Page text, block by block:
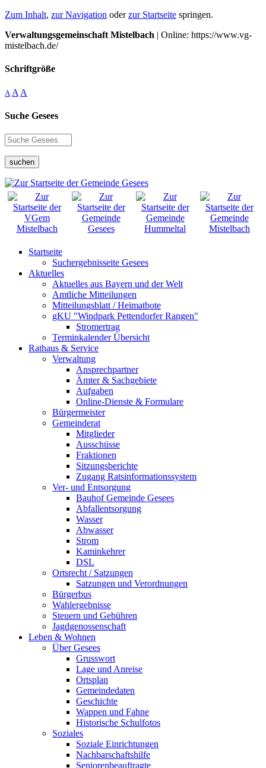
Zum Inhalt, zur Navigation oderzur Startseite springen.
Verwaltungsgemeinschaft Mistelbach | Online: https://www.vg-
mistelbach.de/
Schriftgröße
A A A
Suche Gesees
suchen
Startseite
Suchergebnisseite Gesees
Aktuelles
Aktuelles aus Bayern und der Welt
Amtliche Mitteilungen
Mitteilungsblatt / Heimatbote
gKU "Windpark Pettendorfer Rangen"
Stromertrag
Terminkalender Übersicht
Rathaus & Service
Verwaltung
Ansprechpartner
Ämter & Sachgebiete
Aufgaben
Online-Dienste & Formulare
Bürgermeister
Gemeinderat
Mitglieder
Ausschüsse
Fraktionen
Sitzungsberichte
Zugang Ratsinformationssystem
Ver- und Entsorgung
Bauhof Gemeinde Gesees
Abfallentsorgung
Wasser
Abwasser
Strom
Kaminkehrer
DSL
Ortsrecht / Satzungen
Satzungen und Verordnungen
Bürgerbus
Wahlergebnisse
Steuern und Gebühren
Jagdgenossenschaft
Leben & Wohnen
Über Gesees
Grusswort
Lage und Anreise
Ortsplan
Gemeindedaten
Geschichte
Wappen und Fahne
Historische Schulfotos
Soziales
Soziale Einrichtungen
Nachbarschaftshilfe
Seniorenbeauftragte